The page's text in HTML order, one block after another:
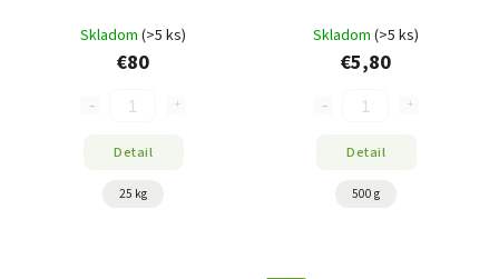
Skladom (>5 ks)
€80
Detail
25 kg
Skladom (>5 ks)
€5,80
Detail
500 g